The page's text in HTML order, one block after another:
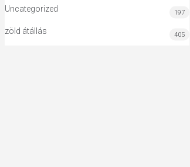
Uncategorized 197
zöld átállás 405